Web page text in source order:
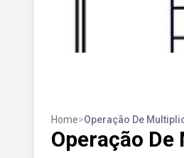
Home>Operação De
Operação